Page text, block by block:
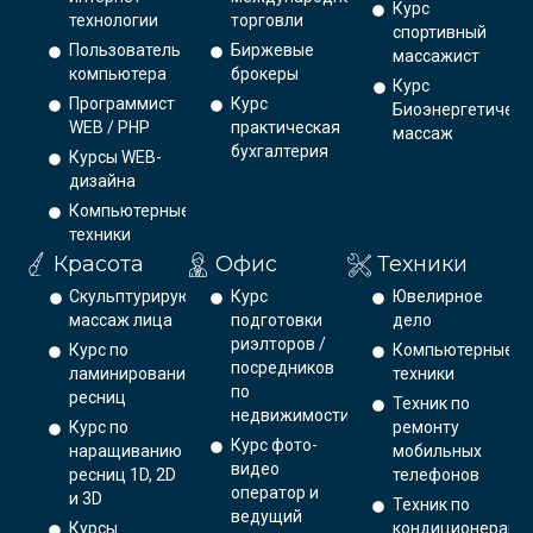
технологии
Пользователь
компьютера
Программист
WEB / PHP
Курсы WEB-
дизайна
Компьютерные
техники
торговли
Биржевые
брокеры
Курс
практическая
бухгалтерия
Курс
спортивный
массажист
Курс
массаж
Красота
Скульптурирующий
массаж лица
Курс по
ламинированию
ресниц
Курс по
наращиванию
ресниц 1D, 2D
и 3D
Курсы
Офис
Курс
подготовки
риэлторов /
посредников
по
недвижимости
Курс фото-
видео
оператор и
ведущий
Техники
Ювелирное
дело
Компьютерные
техники
Техник по
ремонту
мобильных
телефонов
Техник по
кондиционерам